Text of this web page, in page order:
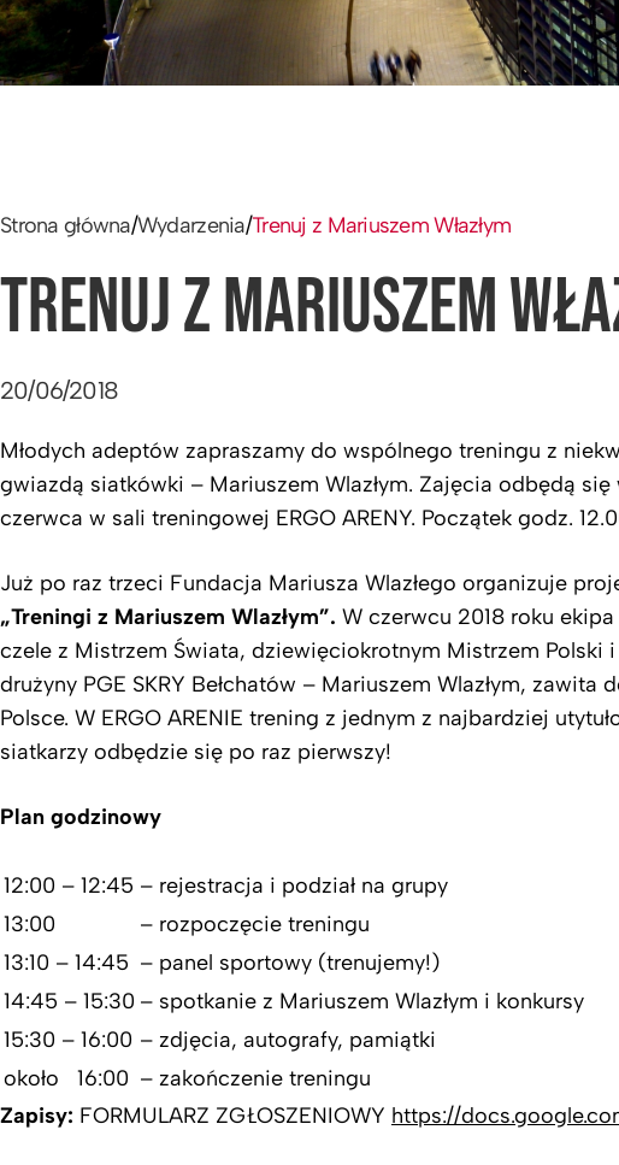
Strona główna/Wydarzenia/Trenuj z Mariuszem Włazłym
TRENUJ Z MARIUSZEM
20/06/2018
Młodych adeptów zapraszamy do wspólnego treningu z
gwiazdą siatkówki – Mariuszem Wlazłym. Zajęcia odbędą
czerwca w sali treningowej ERGO ARENY. Początek godz.
Już po raz trzeci Fundacja Mariusza Wlazłego organizuje
„Treningi z Mariuszem Wlazłym”. W czerwcu 2018 roku
czele z Mistrzem Świata, dziewięciokrotnym Mistrzem Polski
drużyny PGE SKRY Bełchatów – Mariuszem Wlazłym, zawita
Polsce. W ERGO ARENIE trening z jednym z najbardziej
siatkarzy odbędzie się po raz pierwszy!
Plan godzinowy
12:00 – 12:45 – rejestracja i podział na grupy
13:00
– rozpoczęcie treningu
13:10 – 14:45 – panel sportowy (trenujemy!)
14:45 – 15:30 – spotkanie z Mariuszem Wlazłym i konkursy
15:30 – 16:00 – zdjęcia, autografy, pamiątki
około 16:00 – zakończenie treningu
Zapisy: FORMULARZ ZGŁOSZENIOWY https://